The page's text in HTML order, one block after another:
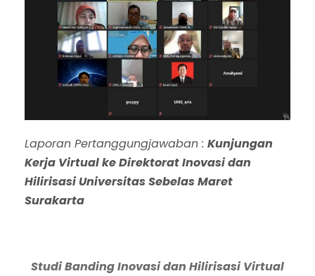
Laporan Pertanggungjawaban : Kunjungan
Kerja Virtual ke Direktorat Inovasi dan
Hilirisasi Universitas Sebelas Maret
Surakarta
Studi Banding Inovasi dan Hilirisasi Virtual